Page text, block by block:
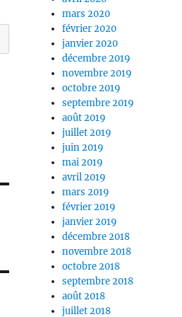
mars 2020
février 2020
janvier 2020
décembre 2019
novembre 2019
octobre 2019
septembre 2019
août 2019
juillet 2019
juin 2019
mai 2019
avril 2019
mars 2019
février 2019
janvier 2019
décembre 2018
novembre 2018
octobre 2018
septembre 2018
août 2018
juillet 2018